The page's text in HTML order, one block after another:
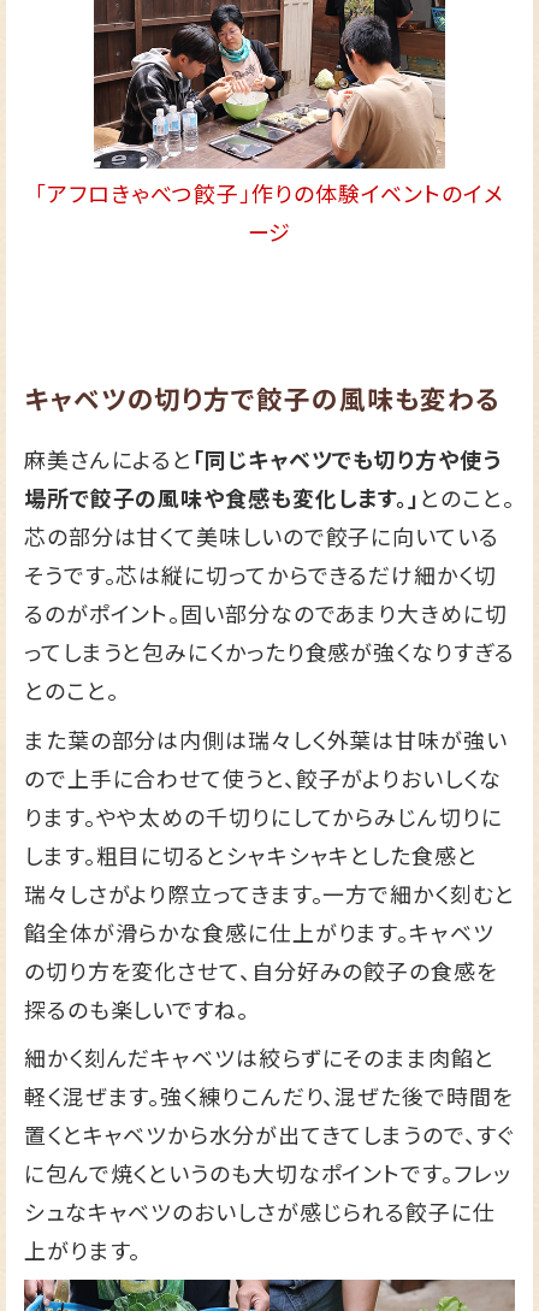
「アフロきゃべつ餃子」作りの体験イベントのイメ
ージ
キャベツの切り方で餃子の風味も変わる
麻美さんによると「同じキャベツでも切り方や使う
場所で餃子の風味や食感も変化します。」とのこと。
芯の部分は甘くて美味しいので餃子に向いている
そうです。芯は縦に切ってからできるだけ細かく切
るのがポイント。固い部分なのであまり大きめに切
ってしまうと包みにくかったり食感が強くなりすぎる
とのこと。
また葉の部分は内側は瑞々しく外葉は甘味が強い
ので上手に合わせて使うと、餃子がよりおいしくな
ります。やや太めの千切りにしてからみじん切りに
します。粗目に切るとシャキシャキとした食感と
瑞々しさがより際立ってきます。一方で細かく刻むと
餡全体が滑らかな食感に仕上がります。キャベツ
の切り方を変化させて、自分好みの餃子の食感を
探るのも楽しいですね。
細かく刻んだキャベツは絞らずにそのまま肉餡と
軽く混ぜます。強く練りこんだり、混ぜた後で時間を
置くとキャベツから水分が出てきてしまうので、すぐ
に包んで焼くというのも大切なポイントです。フレッ
シュなキャベツのおいしさが感じられる餃子に仕
上がります。